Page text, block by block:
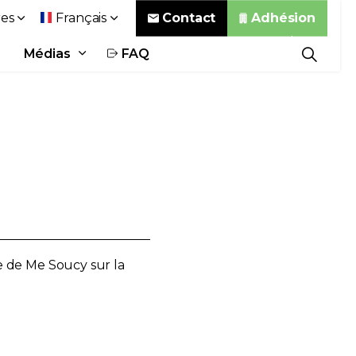
Médias FAQ
Français Contact Adhésion
Me Soucy sur la